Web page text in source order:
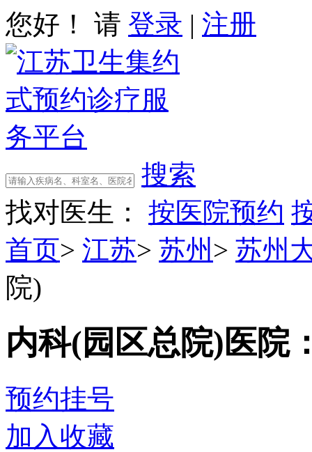
您好！ 请 登录 | 注册
搜索
找对医生：
按医院预约
首页> 江苏> 苏州 > 苏州
院)
内科(园区总院)医院
预约挂号
加入收藏